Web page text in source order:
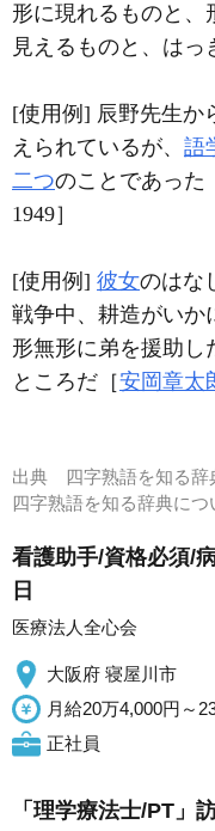
形に現れるものと、
見えるものと、はっ
[使用例] 辰野先生か
えられているが、 語
二つのことであった
1949］
[使用例] 彼女のはな
戦争中、耕造がいか
形無形に弟を援助し
ところだ［安岡章太
出典
四字熟語を知る辞
四字熟語を知る辞典に
看護助手/資格必須/
日
医療法人全心会
大阪府 寝屋川市
月給20万4,000円～
正社員
「理学療法士/PT」